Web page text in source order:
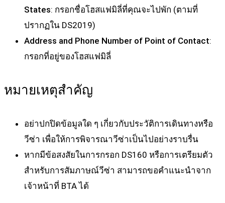
States: กรอกชื่อโฮสแฟมิลี่ที่คุณจะไปพัก (ตามที่
ปรากฏใน DS2019)
Address and Phone Number of Point of Contact:
กรอกที่อยู่ของโฮสแฟมิลี่
หมายเหตุสำคัญ
อย่าปกปิดข้อมูลใด ๆ เกี่ยวกับประวัติการเดินทางหรือ
วีซ่า เพื่อให้การพิจารณาวีซ่าเป็นไปอย่างราบรื่น
หากมีข้อสงสัยในการกรอก DS160 หรือการเตรียมตัว
สำหรับการสัมภาษณ์วีซ่า สามารถขอคำแนะนำจาก
เจ้าหน้าที่ BTA ได้